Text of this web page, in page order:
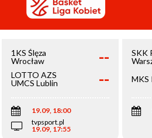
1KS Ślęza
Wrocław
--
LOTTO AZS
UMCS Lublin
--
19.09, 18:00
tvpsport.pl
19.09, 17:55
SKK
MKS